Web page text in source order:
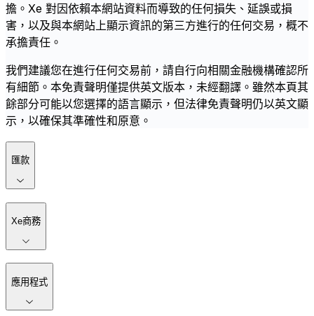
擔。Xe 對因依賴本網站資料而導致的任何損失、延誤或損
害，以及與本網站上顯示資訊的第三方進行的任何交易，概不
承擔責任。
我們建議您在進行任何交易前，請自行向相關金融機構確認所
有細節。本免責聲明僅提供英文版本，未經翻譯。雖然本頁其
餘部分可能以您選擇的語言顯示，但法律免責聲明仍以英文顯
示，以確保其準確性和原意。
匯款
Xe商務
應用程式